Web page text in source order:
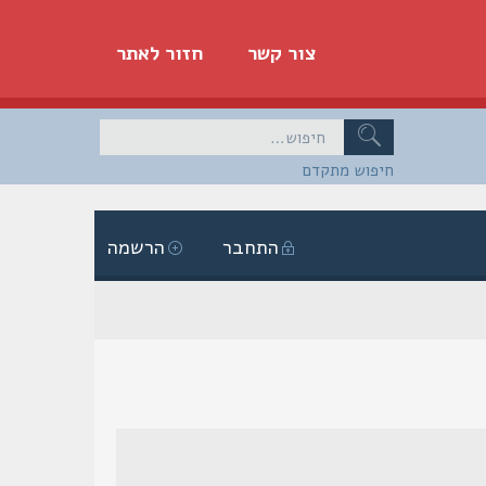
חזור לאתר צור קשר
חיפוש מתקדם
הרשמה התחבר